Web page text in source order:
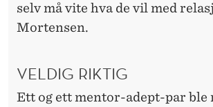
selv må vite hva de vil med
Mortensen.
VELDIG RIKTIG
Ett og ett mentor-adept-par ble